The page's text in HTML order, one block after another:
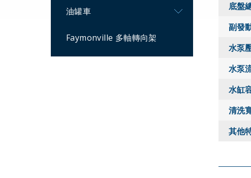
油罐車
Faymonville 多軸轉向架
底盤
副發
水泵
水泵
水缸
清洗
其他